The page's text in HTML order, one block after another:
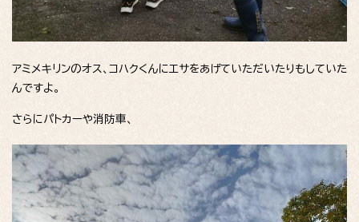
アミメキリンのオス、コハクくんにエサをあげていただいたりもしていた
んですよ。
さらにパトカーや消防車、